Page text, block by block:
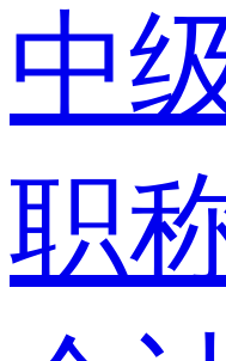
中
职